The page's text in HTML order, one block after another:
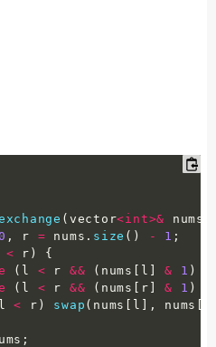
( vector<int>& nums
, r = nums . size ( ) - 1 ;
< r )
{
( l < r && ( nums l & 1 )
( l < r && ( nums r & 1 )
l < r ) swap ( nums l , nums
;